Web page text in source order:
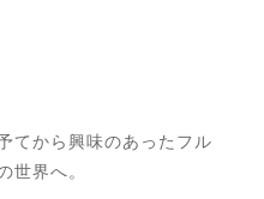
てから興味のあったフル
世界へ。